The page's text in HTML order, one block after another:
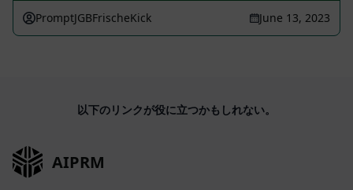
PromptJGBFrischeKick June 13, 2023
以下のリンクが役に立つかもしれない。
AIPRM